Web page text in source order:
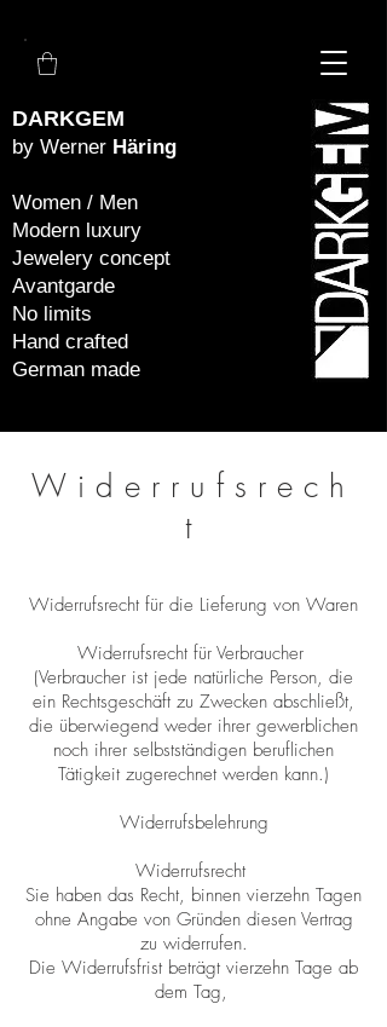
DARKGEM
by Werner Häring
Women / Men
Modern luxury
Jewelery concept
Avantgarde
No limits
Hand crafted
German made
Widerrufsrech
t
Widerrufsrecht für die Lieferung von Waren
Widerrufsrecht für Verbraucher
(Verbraucher ist jede natürliche Person, die
ein Rechtsgeschäft zu Zwecken abschließt,
die überwiegend weder ihrer gewerblichen
noch ihrer selbstständigen beruflichen
Tätigkeit zugerechnet werden kann.)
Widerrufsbelehrung
Widerrufsrecht
Sie haben das Recht, binnen vierzehn Tagen
ohne Angabe von Gründen diesen Vertrag
zu widerrufen.
Die Widerrufsfrist beträgt vierzehn Tage ab
dem Tag,